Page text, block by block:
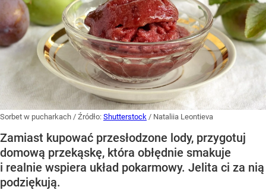
Sorbet w pucharkach / Źródło: Shutterstock / Nataliia Leontieva
Zamiast kupować przesłodzone lody, przygotuj
domową przekąskę, która obłędnie smakuje
i realnie wspiera układ pokarmowy. Jelita ci za nią
podziękują.